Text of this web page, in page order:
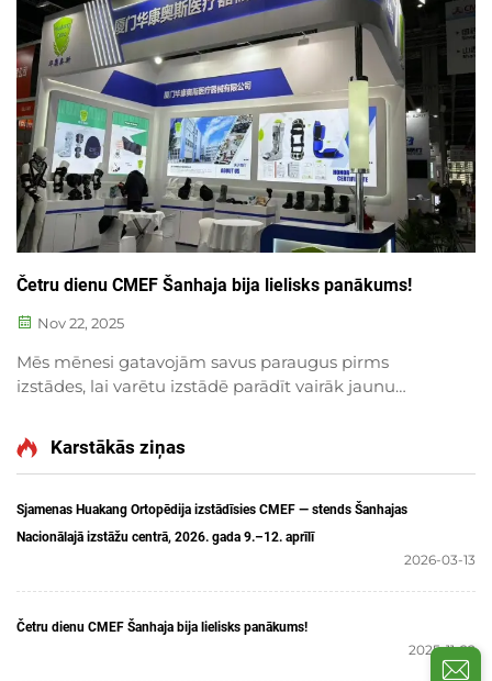
jaunākajiem ortopēdiskajiem izstrādājumiem...
Četru dienu CMEF Šanhaja bija lielisks panākums!
Nov 22, 2025
Mēs mēnesi gatavojām savus paraugus pirms
izstādes, lai varētu izstādē parādīt vairāk jaunu
izstādē mēs saņēmām daudz apmeklētāju, kuri
novērtēja mūsu produktu kvalitāti rec...
Karstākās ziņas
Sjamenas Huakang Ortopēdija izstādīsies CMEF — stends Šanhajas
Nacionālajā izstāžu centrā, 2026. gada 9.–12. aprīlī
2026-03-13
Četru dienu CMEF Šanhaja bija lielisks panākums!
2025-11-22